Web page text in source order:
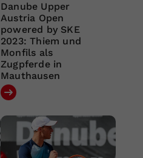
Danube Upper
Austria Open
powered by SKE
2023: Thiem und
Monfils als
Zugpferde in
Mauthausen